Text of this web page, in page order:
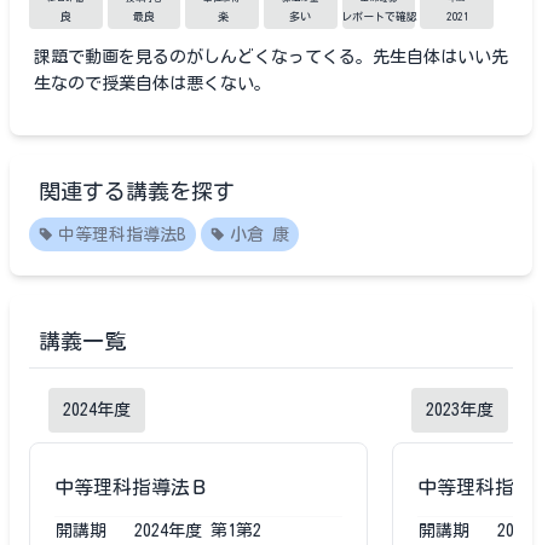
良 最良 楽 多い レポートで確認 2021
課題で動画を見るのがしんどくなってくる。先生自体はいい先
生なので授業自体は悪くない。
関連する講義を探す
中等理科指導法B 小倉 康
講義一覧
2024年度
中等理科指導法Ｂ
開講期 2024年度 第1第2
2023年度
中等理科指導
開講期 2023